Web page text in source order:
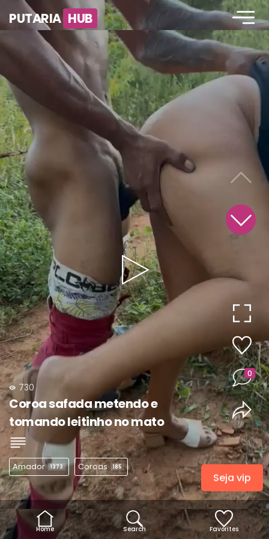
PUTARIA HUB
Play
Video
730
Coroa safada metendo e
tomando leitinho no mato
Amador 1373 Coroas 185
0
Home Search Favorites
Seja vip